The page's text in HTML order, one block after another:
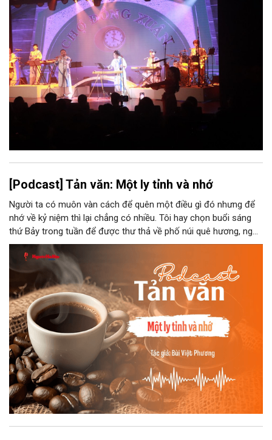
[Podcast] Tản văn: Một ly tỉnh và nhớ
Người ta có muôn vàn cách để quên một điều gì đó nhưng để
nhớ về kỷ niệm thì lại chẳng có nhiều. Tôi hay chọn buổi sáng
thứ Bảy trong tuần để được thư thả về phố núi quê hương, ngồi
đợi giọt đắng của đất đai, mưa nắng điểm từng nhịp xuống
chiếc ly sứ như đợi thời gian mở cánh cửa diệu kì của mình.